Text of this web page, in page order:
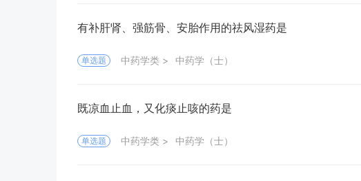
有补肝肾、强筋骨、安胎作用的祛风湿药是
单选题 中药学类 中药学（士）
既凉血止血，又化痰止咳的药是
单选题 中药学类 中药学（士）